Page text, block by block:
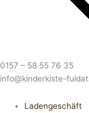
0157 – 58 55 76 35
info@kinderkiste-
Ladengeschäft